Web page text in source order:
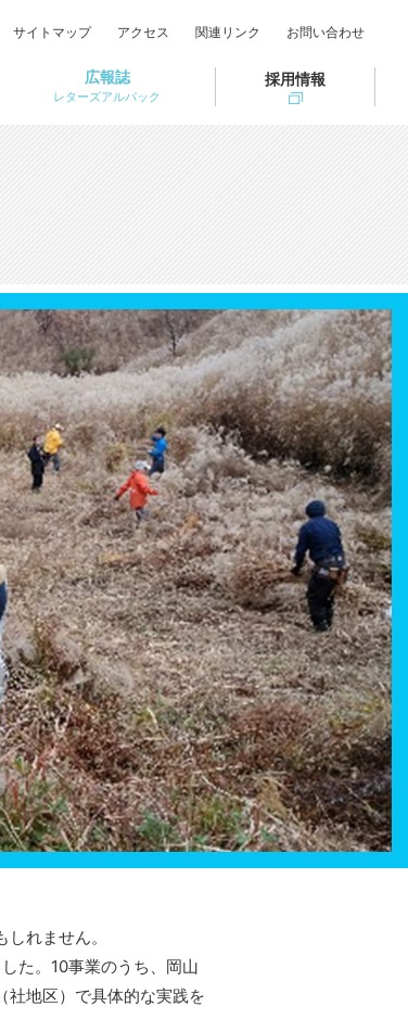
広報誌
レターズアルパック
採用情報
サイトマップ アクセス 関連リンク お問い合わせ
れません。
た。10事業のうち、岡山
社地区）で具体的な実践を